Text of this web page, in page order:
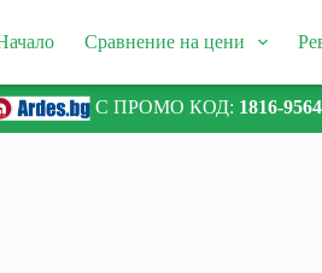
Сравнение на цени
С ПРОМО КОД: 1816-